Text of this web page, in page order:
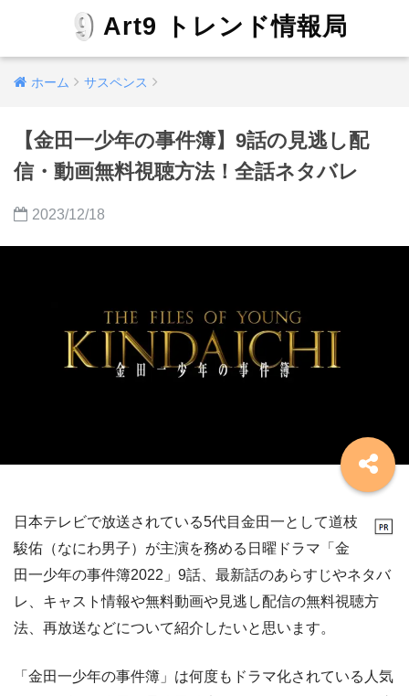
Art9 トレンド情報局
ホーム サスペンス
【金田一少年の事件簿】9話の見逃し配
信・動画無料視聴方法！全話ネタバレ
2023/12/18
日本テレビで放送されている5代目金田一として道枝
駿佑（なにわ男子）が主演を務める日曜ドラマ「金
田一少年の事件簿2022」9話、最新話のあらすじやネタバ
レ、キャスト情報や無料動画や見逃し配信の無料視聴方
法、再放送などについて紹介したいと思います。
「金田一少年の事件簿」は何度もドラマ化されている人気